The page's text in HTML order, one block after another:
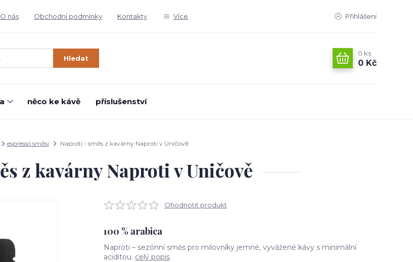
O nás Obchodní podmínky Kontakty Více Přihlášení
Hledat
0 ks
0 Kč
něco ke kávě příslušenství
espresso směsi Naproti - směs z kavárny Naproti v Uničově
z kavárny Naproti v Uničově
Ohodnotit produkt
100 % arabica
Naproti – sezónní směs pro milovníky jemné, vyvážené kávy s minimální
aciditou. celý popis